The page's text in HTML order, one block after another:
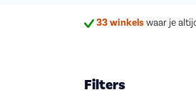
33 winkelswaar je
Filters